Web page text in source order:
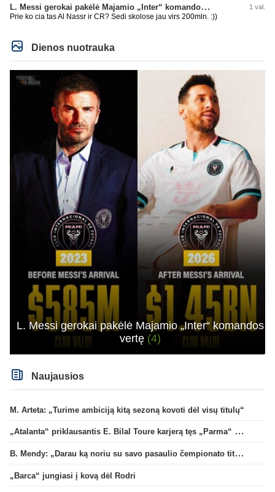
L. Messi gerokai pakėlė Majamio „Inter“ komandos vertę 1 val.
Prie ko cia tas Al Nassr ir CR? Sedi skolose jau virs 200mln. :))
Dienos nuotrauka
L. Messi gerokai pakėlė Majamio „Inter“ komandos
vertę (4)
Naujausios
M. Arteta: „Turime ambiciją kitą sezoną kovoti dėl visų titulų“
„Atalanta“ priklausantis E. Bilal Toure karjerą tęs „Parma“ gretose
B. Mendy: „Darau ką noriu su savo pasaulio čempionato titulu“
„Barca“ jungiasi į kovą dėl Rodri